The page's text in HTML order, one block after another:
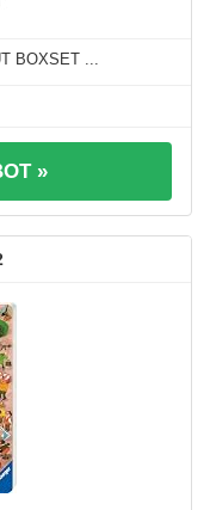
BOXSET ...
»